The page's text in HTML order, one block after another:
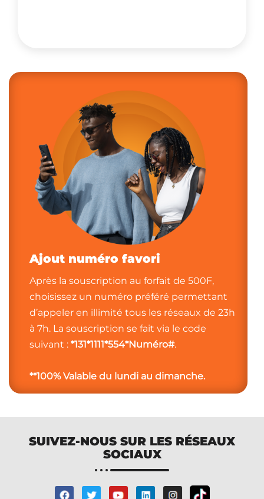
Ajout nu​méro favori
Après la souscription au forfait de 500F,
choisissez un numéro préféré permettant
d’appeler en illimité tous les réseaux de 23h
à 7h. La souscription se fait via le code
suivant : *131*1111*554*Numéro#.
**100% Valable du lundi au dimanche.​
SUIVEZ-NOUS SUR LES RÉSEAUX
SOCIAUX